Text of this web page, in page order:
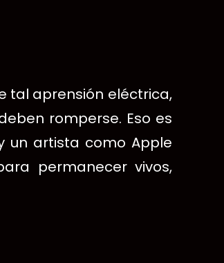
tal aprensión eléctrica,
romperse. Eso es
un artista como Apple
permanecer vivos,